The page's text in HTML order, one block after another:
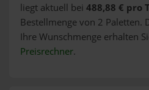
liegt aktuell bei 488,88 € pro
Bestellmenge von 2 Paletten.
Ihre Wunschmenge erhalten
Preisrechner.